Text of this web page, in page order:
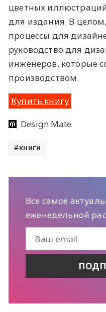
цветных
для издания. В
процессы для
руководство для
инженеров, которые
производством.
Купить книгу
Design Mate
книги
Все самое
еженедельной